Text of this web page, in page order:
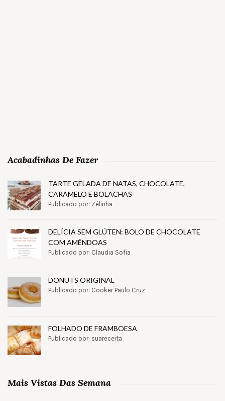
Acabadinhas De Fazer
TARTE GELADA DE NATAS, CHOCOLATE,
CARAMELO E BOLACHAS
Publicado por: Zélinha
DELÍCIA SEM GLÚTEN: BOLO DE CHOCOLATE
COM AMÊNDOAS
Publicado por: Claudia Sofia
DONUTS ORIGINAL
Publicado por: Cooker Paulo Cruz
FOLHADO DE FRAMBOESA
Publicado por: suareceita
Mais Vistas Das Semana